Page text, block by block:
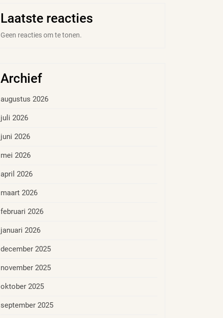
Laatste reacties
Geen reacties om te tonen.
Archief
augustus 2026
juli 2026
juni 2026
mei 2026
april 2026
maart 2026
februari 2026
januari 2026
december 2025
november 2025
oktober 2025
september 2025